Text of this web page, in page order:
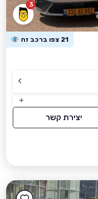
3
21 צפו ברכב זה
יצירת קשר